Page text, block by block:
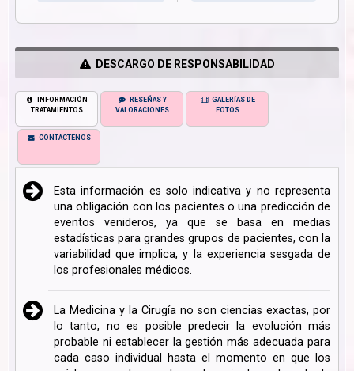
DESCARGO DE RESPONSABILIDAD
INFORMACIÓN
TRATAMIENTOS
RESEÑAS Y
VALORACIONES
GALERÍAS DE
FOTOS
CONTÁCTENOS
Esta información es solo indicativa y no representa
una obligación con los pacientes o una predicción de
eventos venideros, ya que se basa en medias
estadísticas para grandes grupos de pacientes, con la
variabilidad que implica, y la experiencia sesgada de
los profesionales médicos.
La Medicina y la Cirugía no son ciencias exactas, por
lo tanto, no es posible predecir la evolución más
probable ni establecer la gestión más adecuada para
cada caso individual hasta el momento en que los